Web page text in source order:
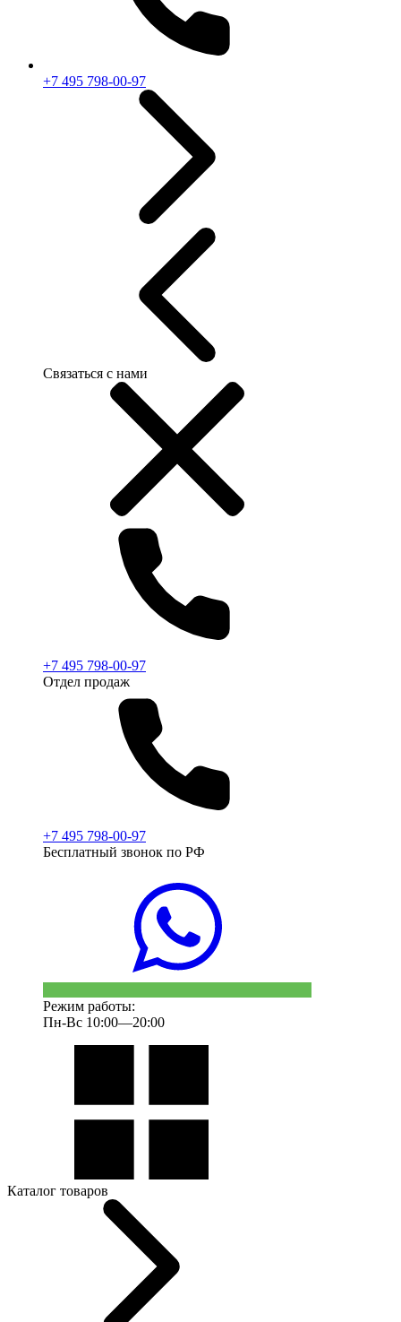
+7 495 798-00-97
Связаться с нами
+7 495 798-00-97
Отдел продаж
+7 495 798-00-97
Бесплатный звонок по РФ
Режим работы:
Пн-Вс 10:00—20:00
Каталог товаров